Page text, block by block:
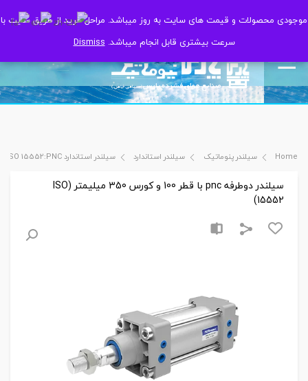
موجودی محصولات و قیمت های سایت به روز میباشد. مراحل خرید از طریق سایت با
سرعت بیشتری قابل انجام میباشد.Dismiss
موجودی محصولات و قیمت های سایت به روز میباشد. مراحل خرید از طریق سایت با
سرعت بیشتری قابل انجام میباشد.Dismiss
Home سیلندر پنوماتیک سیلندر استاندارد سیلندر استاندارد ISO 15552:PNC
سیلندر دوطرفه pnc با قطر 100 و کورس 350 میلیمتر (ISO
15552)